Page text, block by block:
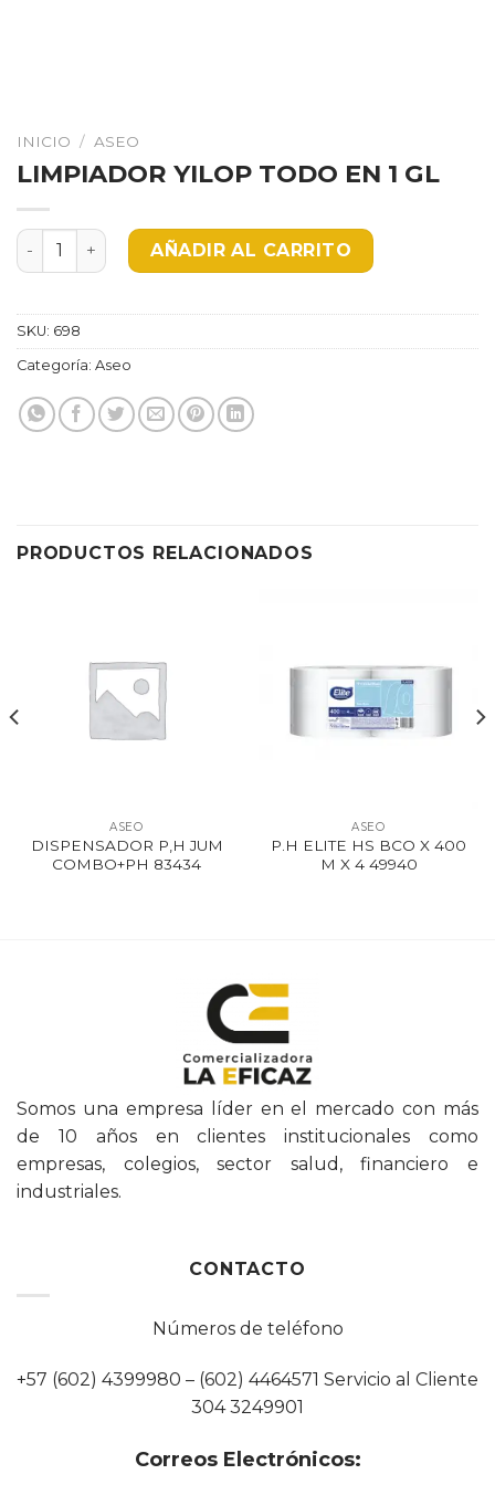
INICIO / ASEO
LIMPIADOR YILOP TODO EN 1 GL
LIMPIADOR YILOP TODO EN 1 GL cantidad
AÑADIR AL CARRITO
SKU: 698
Categoría: Aseo
PRODUCTOS RELACIONADOS
ASEO
DISPENSADOR P,H JUM
COMBO+PH 83434
ASEO
P.H ELITE HS BCO X 400
M X 4 49940
Somos una empresa líder en el mercado con más
de 10 años en clientes institucionales como
empresas, colegios, sector salud, financiero e
industriales.
CONTACTO
Números de teléfono
+57 (602) 4399980 – (602) 4464571 Servicio al Cliente
304 3249901
Correos Electrónicos: